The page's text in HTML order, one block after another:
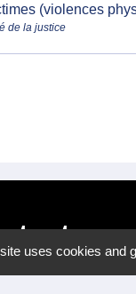
(violences
de la justice
uses cookies and